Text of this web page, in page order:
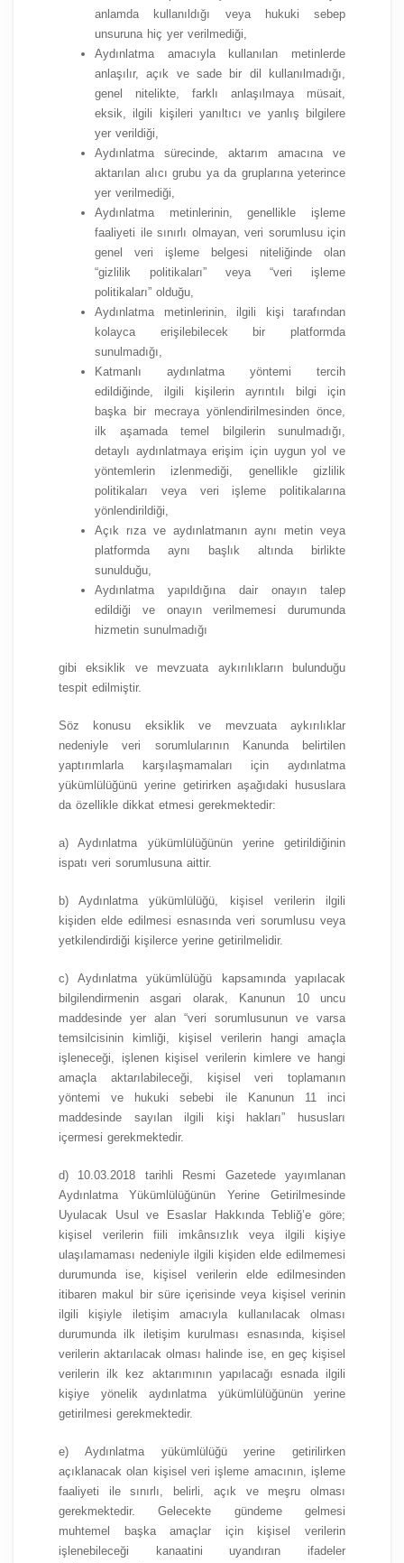
anlamda kullanıldığı veya hukuki sebep
unsuruna hiç yer verilmediği,
Aydınlatma amacıyla kullanılan metinlerde
anlaşılır, açık ve sade bir dil kullanılmadığı,
genel nitelikte, farklı anlaşılmaya müsait,
eksik, ilgili kişileri yanıltıcı ve yanlış bilgilere
yer verildiği,
Aydınlatma sürecinde, aktarım amacına ve
aktarılan alıcı grubu ya da gruplarına yeterince
yer verilmediği,
Aydınlatma metinlerinin, genellikle işleme
faaliyeti ile sınırlı olmayan, veri sorumlusu için
genel veri işleme belgesi niteliğinde olan
“gizlilik politikaları” veya “veri işleme
politikaları” olduğu,
Aydınlatma metinlerinin, ilgili kişi tarafından
kolayca erişilebilecek bir platformda
sunulmadığı,
Katmanlı aydınlatma yöntemi tercih
edildiğinde, ilgili kişilerin ayrıntılı bilgi için
başka bir mecraya yönlendirilmesinden önce,
ilk aşamada temel bilgilerin sunulmadığı,
detaylı aydınlatmaya erişim için uygun yol ve
yöntemlerin izlenmediği, genellikle gizlilik
politikaları veya veri işleme politikalarına
yönlendirildiği,
Açık rıza ve aydınlatmanın aynı metin veya
platformda aynı başlık altında birlikte
sunulduğu,
Aydınlatma yapıldığına dair onayın talep
edildiği ve onayın verilmemesi durumunda
hizmetin sunulmadığı
gibi eksiklik ve mevzuata aykırılıkların bulunduğu
tespit edilmiştir.
Söz konusu eksiklik ve mevzuata aykırılıklar
nedeniyle veri sorumlularının Kanunda belirtilen
yaptırımlarla karşılaşmamaları için aydınlatma
yükümlülüğünü yerine getirirken aşağıdaki hususlara
da özellikle dikkat etmesi gerekmektedir:
a) Aydınlatma yükümlülüğünün yerine getirildiğinin
ispatı veri sorumlusuna aittir.
b) Aydınlatma yükümlülüğü, kişisel verilerin ilgili
kişiden elde edilmesi esnasında veri sorumlusu veya
yetkilendirdiği kişilerce yerine getirilmelidir.
c) Aydınlatma yükümlülüğü kapsamında yapılacak
bilgilendirmenin asgari olarak, Kanunun 10 uncu
maddesinde yer alan “veri sorumlusunun ve varsa
temsilcisinin kimliği, kişisel verilerin hangi amaçla
işleneceği, işlenen kişisel verilerin kimlere ve hangi
amaçla aktarılabileceği, kişisel veri toplamanın
yöntemi ve hukuki sebebi ile Kanunun 11 inci
maddesinde sayılan ilgili kişi hakları” hususları
içermesi gerekmektedir.
d) 10.03.2018 tarihli Resmi Gazetede yayımlanan
Aydınlatma Yükümlülüğünün Yerine Getirilmesinde
Uyulacak Usul ve Esaslar Hakkında Tebliğ’e göre;
kişisel verilerin fiili imkânsızlık veya ilgili kişiye
ulaşılamaması nedeniyle ilgili kişiden elde edilmemesi
durumunda ise, kişisel verilerin elde edilmesinden
itibaren makul bir süre içerisinde veya kişisel verinin
ilgili kişiyle iletişim amacıyla kullanılacak olması
durumunda ilk iletişim kurulması esnasında, kişisel
verilerin aktarılacak olması halinde ise, en geç kişisel
verilerin ilk kez aktarımının yapılacağı esnada ilgili
kişiye yönelik aydınlatma yükümlülüğünün yerine
getirilmesi gerekmektedir.
e) Aydınlatma yükümlülüğü yerine getirilirken
açıklanacak olan kişisel veri işleme amacının, işleme
faaliyeti ile sınırlı, belirli, açık ve meşru olması
gerekmektedir. Gelecekte gündeme gelmesi
muhtemel başka amaçlar için kişisel verilerin
işlenebileceği kanaatini uyandıran ifadeler